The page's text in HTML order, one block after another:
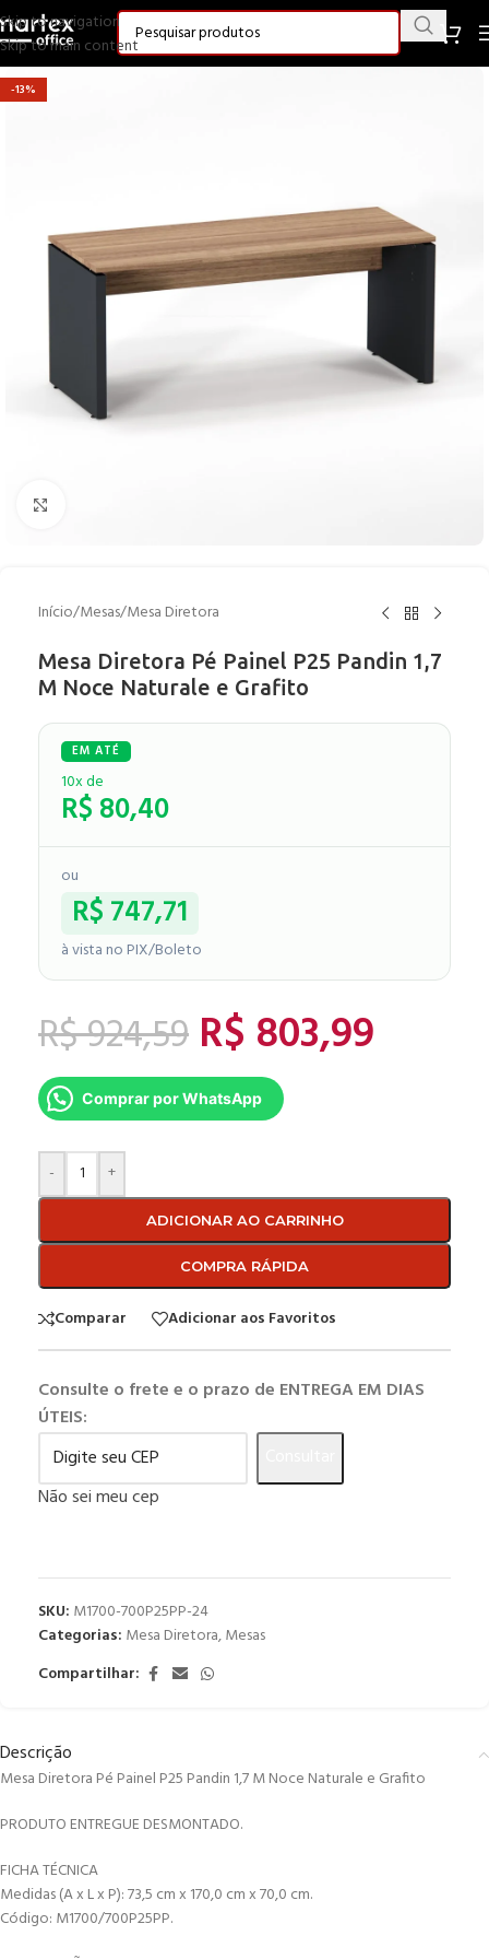
Skip to navigation
Skip to main content
-13%
Início/Mesas/Mesa Diretora
Mesa Diretora Pé Painel P25 Pandin 1,7
M Noce Naturale e Grafito
10x de
R$80,40
ou
R$747,71
à vista no PIX/Boleto
R$924,59 R$ 803,99
Comprar por WhatsApp
- +
ADICIONAR AO CARRINHO
COMPRA RÁPIDA
Comparar Adicionar aos Favoritos
Consulte o frete e o prazo de ENTREGA EM DIAS
ÚTEIS:
Não sei meu cep
SKU: M1700-700P25PP-24
Categorias: Mesa Diretora,Mesas
Compartilhar:
Descrição
Mesa Diretora Pé Painel P25 Pandin 1,7 M Noce Naturale e Grafito
PRODUTO ENTREGUE DESMONTADO.
FICHA TÉCNICA
Medidas (A x L x P): 73,5 cm x 170,0 cm x 70,0 cm.
Código: M1700/700P25PP.